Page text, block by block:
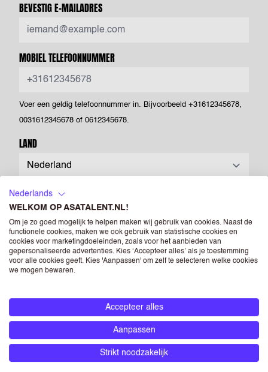
BEVESTIG E-MAILADRES
MOBIEL TELEFOONNUMMER
Voer een geldig telefoonnummer in. Bijvoorbeeld +31612345678,
0031612345678 of 0612345678.
LAND
POSTCODE
CV(OPTIONEEL)
Drag & Drop je bestanden of
Upload hier jouw CV. Dit is je visitekaartje voor ons én voor
opdrachtgevers waar we je voorstellen. Je kunt een foto opnemen
op je CV, maar als je dit niet doet heeft dit geen negatieve
gevolgen voor je sollicitatie. Als je een foto opneemt in je CV dan
Nederlands
WELKOM OP ASATALENT.NL!
Om je zo goed mogelijk te helpen maken wij gebruik van cookies. Naast de
functionele cookies, maken we ook gebruik van statistische cookies en
cookies voor marketingdoeleinden, zoals voor het aanbieden van
gepersonaliseerde advertenties. Kies ‘Accepteer alles’ als je toestemming
voor alle cookies geeft. Kies 'Aanpassen' om zelf te selecteren welke cookies
we mogen bewaren.
Accepteer alles
Aanpassen
Strikt noodzakelijk